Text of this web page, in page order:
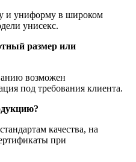
и униформу в широком
унисекс.
размер или
возможен
под требования клиента.
качества, на
при